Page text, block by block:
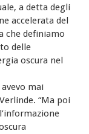
a detta degli
accelerata del
che definiamo
delle
oscura nel
mai
“Ma poi